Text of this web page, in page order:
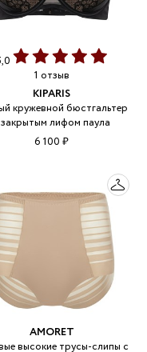
1 отзыв
KIPARIS
кружевной бюстгальтер
лифом паула
6 100 ₽
AMORET
высокие трусы-слипы с